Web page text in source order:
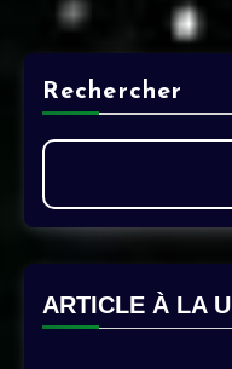
Rechercher
ARTICLE À LA